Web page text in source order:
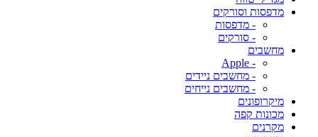
מדפסות וסורקים
- מדפסות
- סורקים
מחשבים
- Apple
- מחשבים ניידים
- מחשבים נייחים
מיקרופונים
מכונות קפה
מקרנים